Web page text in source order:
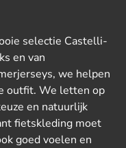
selectie Castelli-
en van
we helpen
outfit. We letten op
en natuurlijk
fietskleding moet
goed voelen en